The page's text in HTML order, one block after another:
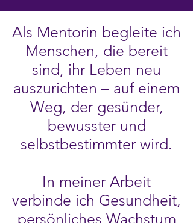
Als Mentorin begleite ich
Menschen, die bereit
sind, ihr Leben neu
auszurichten – auf einem
Weg, der gesünder,
bewusster und
selbstbestimmter wird.
In meiner Arbeit
verbinde ich Gesundheit,
persönliches Wachstum